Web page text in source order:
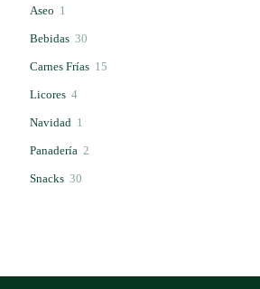
Aseo 1
Bebidas 30
Carnes Frías 15
Licores 44
Navidad 1
Panadería 2
Snacks 30